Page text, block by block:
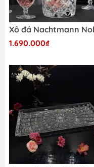
1.690.000₫